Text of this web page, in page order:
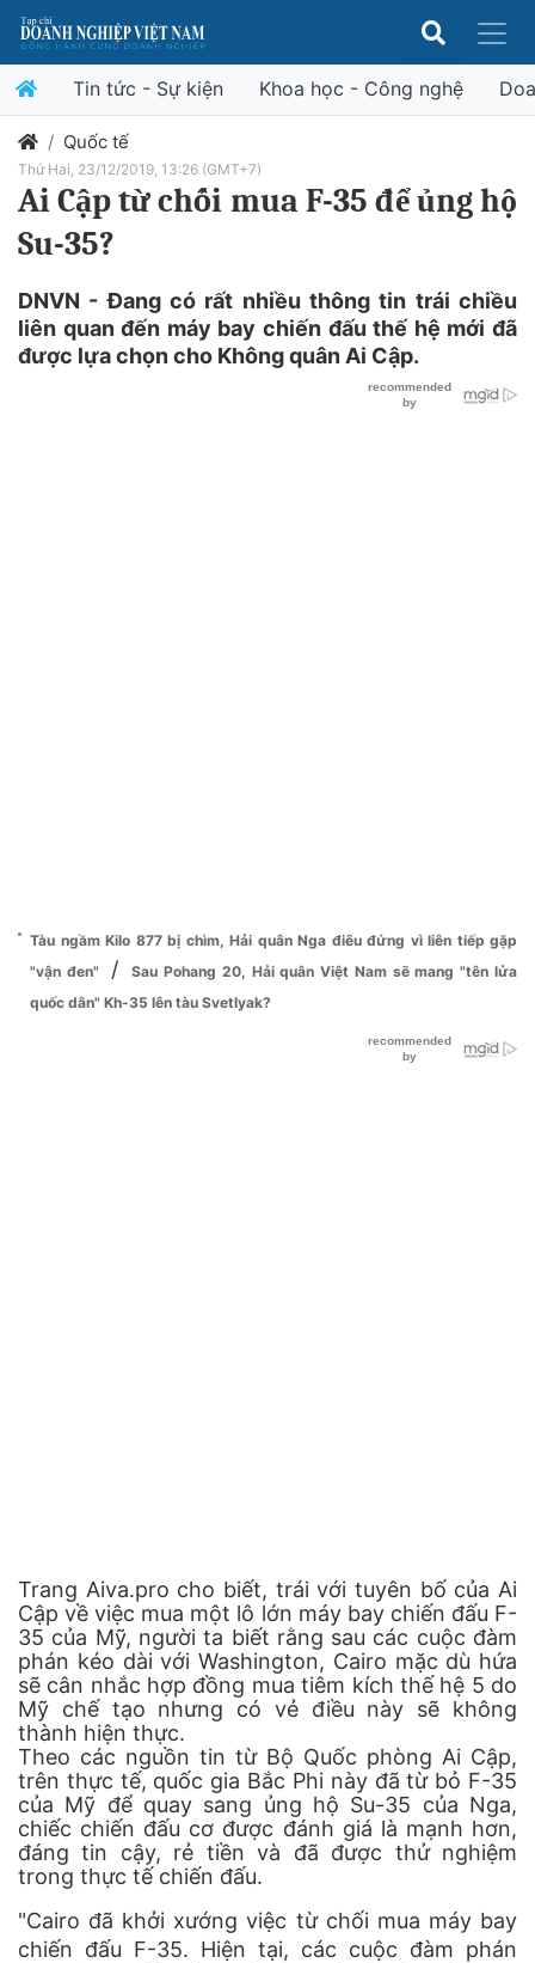
Tin tức - Sự kiện Khoa học - Công nghệ
Quốc tế
Thứ Hai, 23/12/2019, 13:26 (GMT+7)
Ai Cập từ chối mua F-35 để ủng hộ
Su-35?
DNVN - Đang có rất nhiều thông tin trái chiều
liên quan đến máy bay chiến đấu thế hệ mới đã
được lựa chọn cho Không quân Ai Cập.
Tàu ngầm Kilo 877 bị chìm, Hải quân Nga điêu đứng vì liên tiếp gặp
"vận đen"
/
Sau Pohang 20, Hải quân Việt Nam sẽ mang "tên lửa
quốc dân" Kh-35 lên tàu Svetlyak?
Trang Aiva.pro cho biết, trái với tuyên bố của Ai
Cập về việc mua một lô lớn máy bay chiến đấu F-
35 của Mỹ, người ta biết rằng sau các cuộc đàm
phán kéo dài với Washington, Cairo mặc dù hứa
sẽ cân nhắc hợp đồng mua tiêm kích thế hệ 5 do
Mỹ chế tạo nhưng có vẻ điều này sẽ không
thành hiện thực.
Theo các nguồn tin từ Bộ Quốc phòng Ai Cập,
trên thực tế, quốc gia Bắc Phi này đã từ bỏ F-35
của Mỹ để quay sang ủng hộ Su-35 của Nga,
chiếc chiến đấu cơ được đánh giá là mạnh hơn,
đáng tin cậy, rẻ tiền và đã được thử nghiệm
trong thực tế chiến đấu.
"Cairo đã khởi xướng việc từ chối mua máy bay
chiến đấu F-35. Hiện tại, các cuộc đàm phán